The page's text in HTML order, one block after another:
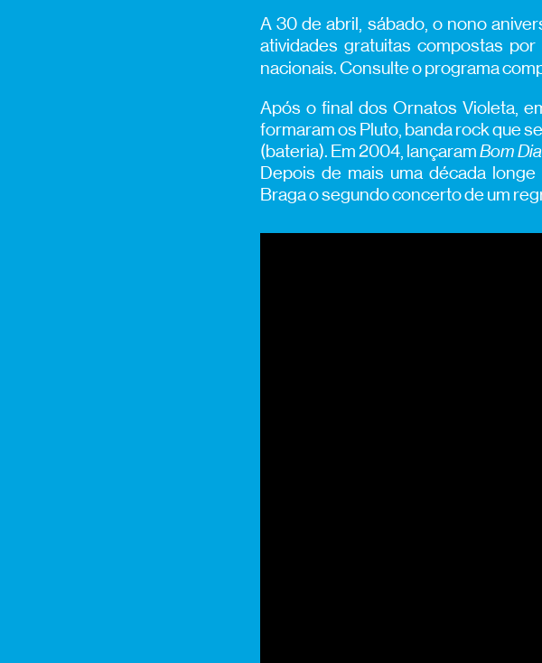
A 30 de abril, sábado, o nono
atividades gratuitas compostas
nacionais. Consulte o programa
Após o final dos Ornatos Violeta,
formaram os Pluto, banda rock que
(bateria). Em 2004, lançaramBom Dia
Depois de mais uma década
Braga o segundo concerto de um